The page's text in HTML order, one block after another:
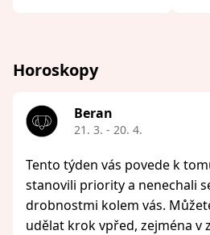
Horoskopy
Beran
21. 3. - 20. 4.
Tento týden vás povede k
stanovili priority a nenechali
drobnostmi kolem vás.
udělat krok vpřed, zejména v